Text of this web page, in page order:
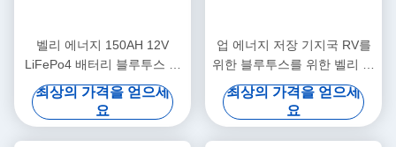
벨리 에너지 150AH 12V
LiFePo4 배터리 블루투스 및
자열
최상의 가격을 얻으세
요
업 에너지 저장 기지국 RV를
위한 블루투스를 위한 벨리 에
너지 최신 디자인 12V 180AH
배터리
최상의 가격을 얻으세
요